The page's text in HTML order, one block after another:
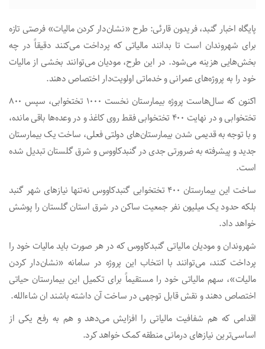
پایگاه اخبار گنبد، فریدون قارئی: طرح «نشان‌دار کردن مالیات» فرصتی تازه
برای شهروندان است تا بدانند مالیاتی که پرداخت می‌کنند دقیقاً در چه
بخش‌هایی هزینه می‌شود. در این طرح، مودیان می‌توانند بخشی از مالیات
خود را به پروژه‌های عمرانی و خدماتی اولویت‌دار اختصاص دهند.
اکنون که سال‌هاست پروژه بیمارستان نخست ۱۰۰۰ تختخوابی، سپس ۸۰۰
تختخوابی و در نهایت ۴۰۰ تختخوابی فقط روی کاغذ و در وعده‌ها باقی مانده،
و با توجه به قدیمی شدن بیمارستان‌های دولتی فعلی، ساخت یک بیمارستان
جدید و پیشرفته به ضرورتی جدی در گنبدکاووس و شرق گلستان تبدیل شده
است.
ساخت این بیمارستان ۴۰۰ تختخوابی گنبدکاووس نه‌تنها نیازهای شهر گنبد
بلکه حدود یک میلیون نفر جمعیت ساکن در شرق استان گلستان را پوشش
خواهد داد.
شهروندان و مودیان مالیاتی گنبدکاووس که در هر صورت باید مالیات خود را
پرداخت کنند، می‌توانند با انتخاب این پروژه در سامانه «نشان‌دار کردن
مالیات»، سهم مالیاتی خود را مستقیماً برای تکمیل این بیمارستان حیاتی
اختصاص دهند و نقش قابل توجهی در ساخت آن داشته باشند ان شاءالله.
اقدامی که هم شفافیت مالیاتی را افزایش می‌دهد و هم به رفع یکی از
اساسی‌ترین نیازهای درمانی منطقه کمک خواهد کرد.